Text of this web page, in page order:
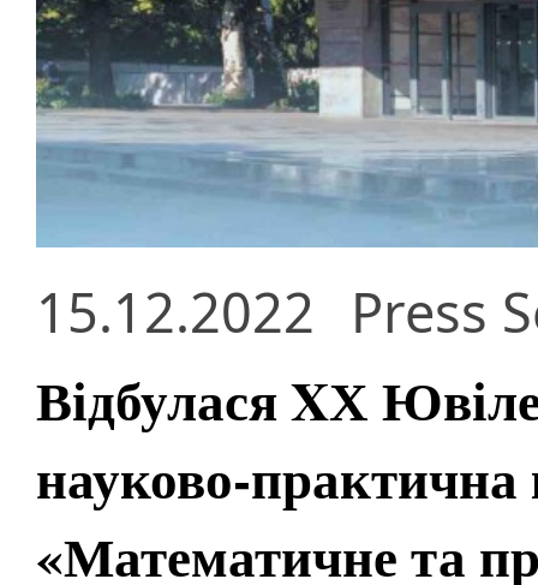
15.12.2022 Press
Відбулася XХ
науково-практична
«Математичне та